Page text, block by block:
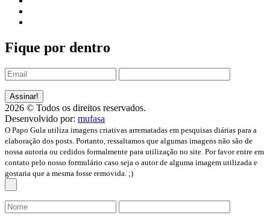
Fique por dentro
2026 © Todos os direitos reservados.
Desenvolvido por: mufasa
O Papo Gula utiliza imagens criativas arrematadas em pesquisas diárias para a
elaboração dos posts. Portanto, ressaltamos que algumas imagens não são de
nossa autoria ou cedidos formalmente para utilização no site. Por favor entre em
contato pelo nosso formulário caso seja o autor de alguma imagem utilizada e
gostaria que a mesma fosse removida. ;)